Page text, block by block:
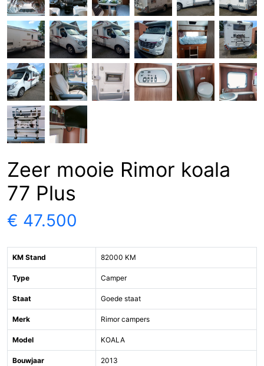
Zeer mooie Rimor koala
77 Plus
€ 47.500
KM Stand 82000 KM
Type Camper
Staat Goede staat
Merk Rimor campers
Model KOALA
Bouwjaar 2013